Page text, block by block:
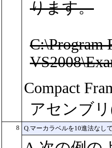
ります。
C:\Program
Compact
アセンブ
8 Q.マーカラベルを10進法なし